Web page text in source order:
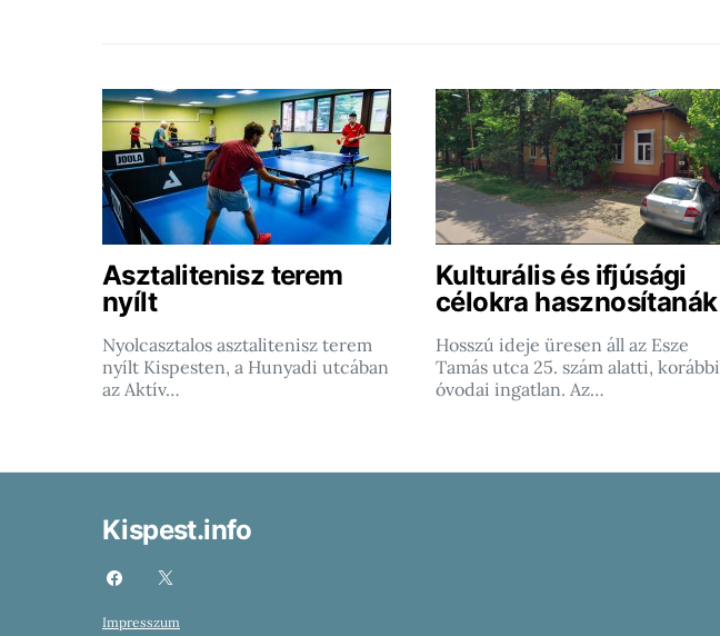
Asztalitenisz terem
nyílt
Nyolcasztalos asztalitenisz terem
nyílt Kispesten, a Hunyadi utcában
az Aktív…
Kulturális és ifjúsági
célokra hasznosítanák
Hosszú ideje üresen áll az Esze
Tamás utca 25. szám alatti, korábbi
óvodai ingatlan. Az…
Kispest.info
Impresszum